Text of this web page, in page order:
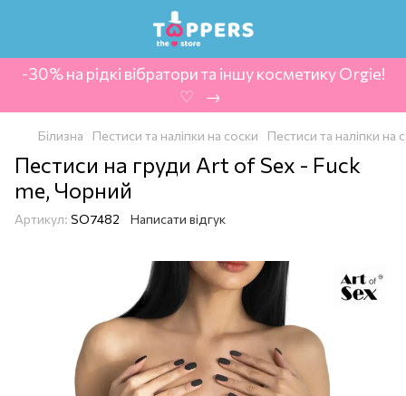
-30% на рідкі вібратори та іншу косметику Orgie!
‍ ♡ ‍ → ‍
Білизна Пестиси та наліпки на соски Пестиси та наліпки на
Пестиси на груди Art of Sex - Fuck
me, Чорний
Артикул: SO7482 Написати відгук